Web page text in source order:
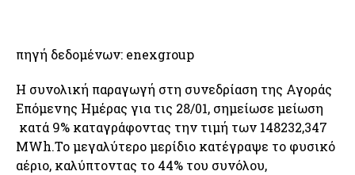
πηγή δεδομένων: enexgroup
Η συνολική παραγωγή στη συνεδρίαση της Αγοράς
Επόμενης Ημέρας για τις 28/01, σημείωσε μείωση
κατά 9% καταγράφοντας την τιμή των 148232,347
MWh.Το μεγαλύτερο μερίδιο κατέγραψε το φυσικό
αέριο, καλύπτοντας το 44% του συνόλου,